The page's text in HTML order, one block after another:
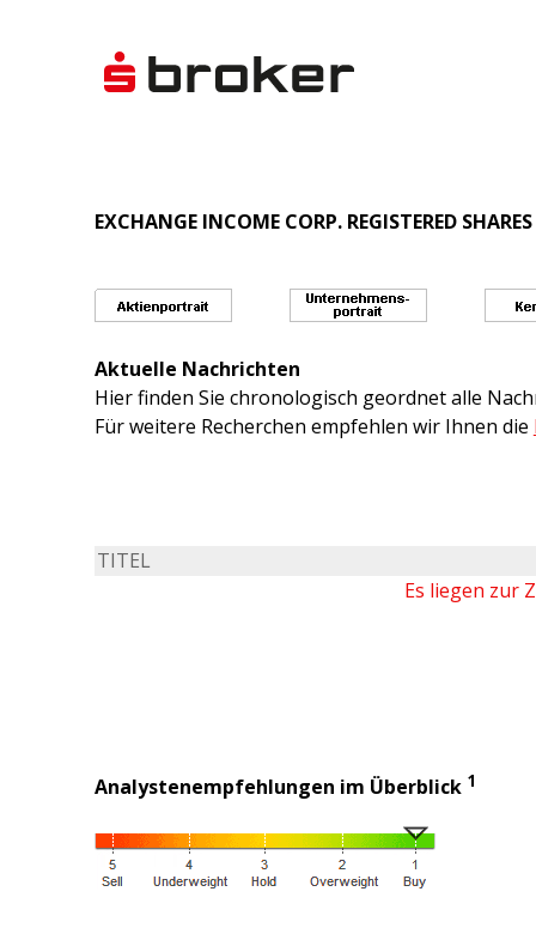
EXCHANGE INCOME CORP. REGISTERED
Aktuelle Nachrichten
Hier finden Sie chronologisch geordnet alle
Für weitere Recherchen empfehlen wir Ihnen die
TITEL
Es liegen zur
Analystenempfehlungen im Überblick 1